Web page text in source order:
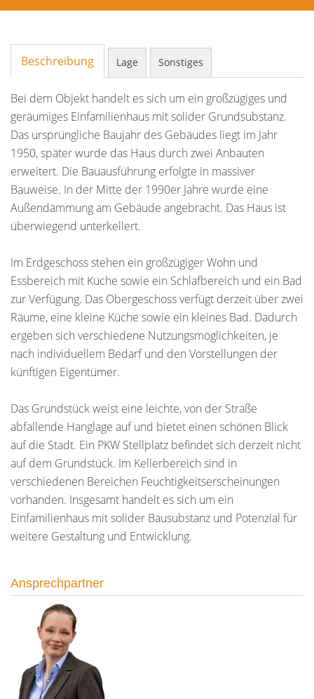
Beschreibung Lage Sonstiges
Bei dem Objekt handelt es sich um ein großzügiges und
geräumiges Einfamilienhaus mit solider Grundsubstanz.
Das ursprüngliche Baujahr des Gebäudes liegt im Jahr
1950, später wurde das Haus durch zwei Anbauten
erweitert. Die Bauausführung erfolgte in massiver
Bauweise. In der Mitte der 1990er Jahre wurde eine
Außendämmung am Gebäude angebracht. Das Haus ist
überwiegend unterkellert.
Im Erdgeschoss stehen ein großzügiger Wohn und
Essbereich mit Küche sowie ein Schlafbereich und ein Bad
zur Verfügung. Das Obergeschoss verfügt derzeit über zwei
Räume, eine kleine Küche sowie ein kleines Bad. Dadurch
ergeben sich verschiedene Nutzungsmöglichkeiten, je
nach individuellem Bedarf und den Vorstellungen der
künftigen Eigentümer.
Das Grundstück weist eine leichte, von der Straße
abfallende Hanglage auf und bietet einen schönen Blick
auf die Stadt. Ein PKW Stellplatz befindet sich derzeit nicht
auf dem Grundstück. Im Kellerbereich sind in
verschiedenen Bereichen Feuchtigkeitserscheinungen
vorhanden. Insgesamt handelt es sich um ein
Einfamilienhaus mit solider Bausubstanz und Potenzial für
weitere Gestaltung und Entwicklung.
Ansprechpartner